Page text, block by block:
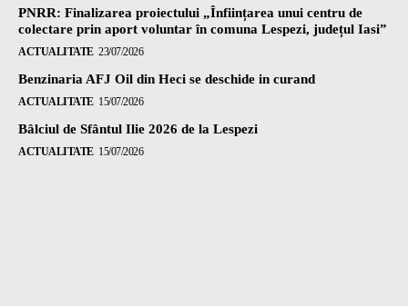
PNRR: Finalizarea proiectului „Înființarea unui centru de
colectare prin aport voluntar în comuna Lespezi, județul Iasi”
ACTUALITATE 23/07/2026
Benzinaria AFJ Oil din Heci se deschide in curand
ACTUALITATE 15/07/2026
Bâlciul de Sfântul Ilie 2026 de la Lespezi
ACTUALITATE 15/07/2026